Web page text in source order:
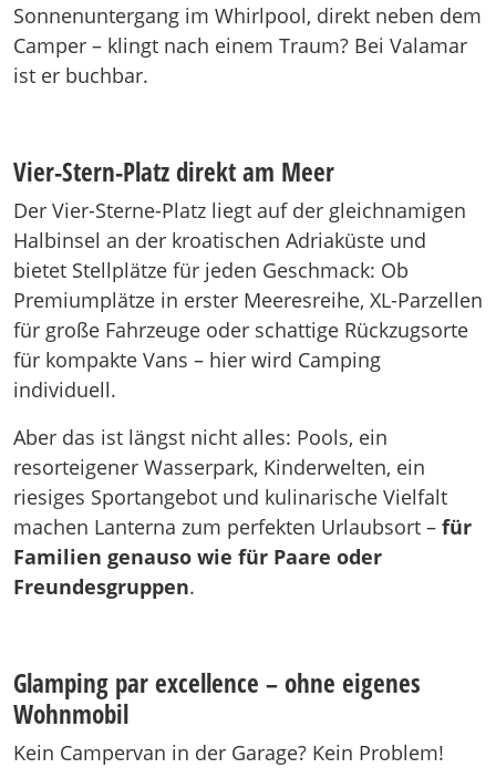
Sonnenuntergang im Whirlpool, direkt neben dem
Camper – klingt nach einem Traum? Bei Valamar
ist er buchbar.
Vier-Stern-Platz direkt am Meer
Der Vier-Sterne-Platz liegt auf der gleichnamigen
Halbinsel an der kroatischen Adriaküste und
bietet Stellplätze für jeden Geschmack: Ob
Premiumplätze in erster Meeresreihe, XL-Parzellen
für große Fahrzeuge oder schattige Rückzugsorte
für kompakte Vans – hier wird Camping
individuell.
Aber das ist längst nicht alles: Pools, ein
resorteigener Wasserpark, Kinderwelten, ein
riesiges Sportangebot und kulinarische Vielfalt
machen Lanterna zum perfekten Urlaubsort – für
Familien genauso wie für Paare oder
Freundesgruppen.
Glamping par excellence – ohne eigenes
Wohnmobil
Kein Campervan in der Garage? Kein Problem!